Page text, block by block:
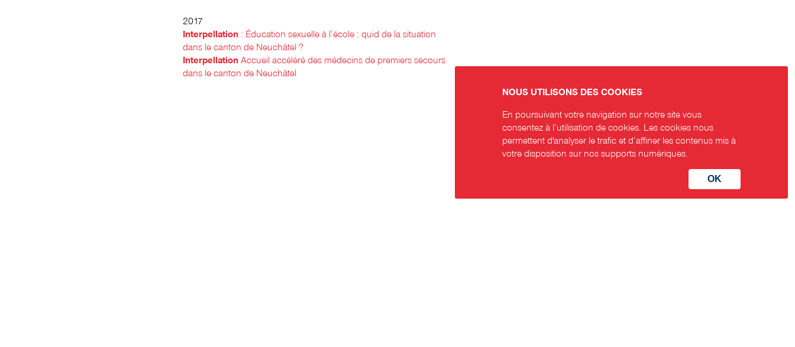
2017
Interpellation : Éducation sexuelle à l’école : quid de la situation
dans le canton de Neuchâtel ?
Interpellation Accueil accéléré des médecins de premiers secours
dans le canton de Neuchâtel
NOUS UTILISONS DES COOKIES
En poursuivant votre navigation sur notre site vous
consentez à l’utilisation de cookies. Les cookies nous
permettent d'analyser le trafic et d’affiner les contenus mis à
votre disposition sur nos supports numériques.